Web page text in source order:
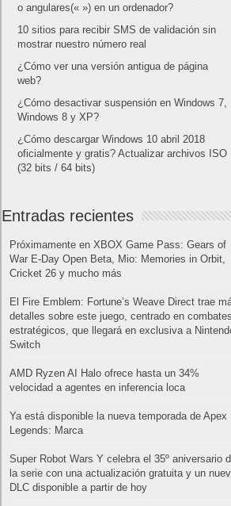
o angulares(« ») en un ordenador?
10 sitios para recibir SMS de validación sin
mostrar nuestro número real
¿Cómo ver una versión antigua de página
web?
¿Cómo desactivar suspensión en Windows 7,
Windows 8 y XP?
¿Cómo descargar Windows 10 abril 2018
oficialmente y gratis? Actualizar archivos ISO
(32 bits / 64 bits)
Entradas recientes
Próximamente en XBOX Game Pass: Gears of
War E-Day Open Beta, Mio: Memories in Orbit,
Cricket 26 y mucho más
El Fire Emblem: Fortune’s Weave Direct trae
detalles sobre este juego, centrado en combates
estratégicos, que llegará en exclusiva a
Switch
AMD Ryzen AI Halo ofrece hasta un 34%
velocidad a agentes en inferencia loca
Ya está disponible la nueva temporada de Apex
Legends: Marca
Super Robot Wars Y celebra el 35º aniversario
la serie con una actualización gratuita y un
DLC disponible a partir de hoy